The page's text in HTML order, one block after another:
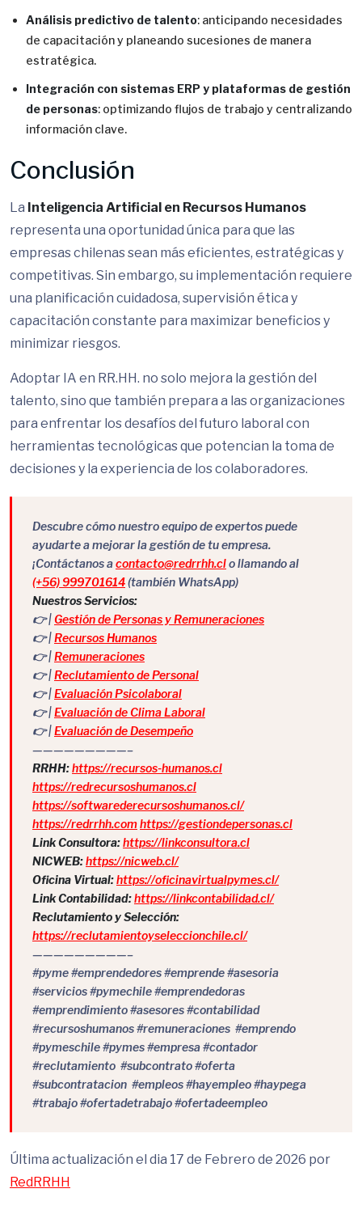
Análisis predictivo de talento: anticipando necesidades
de capacitación y planeando sucesiones de manera
estratégica.
Integración con sistemas ERP y plataformas de gestión
de personas: optimizando flujos de trabajo y centralizando
información clave.
Conclusión
La Inteligencia Artificial en Recursos Humanos
representa una oportunidad única para que las
empresas chilenas sean más eficientes, estratégicas y
competitivas. Sin embargo, su implementación requiere
una planificación cuidadosa, supervisión ética y
capacitación constante para maximizar beneficios y
minimizar riesgos.
Adoptar IA en RR.HH. no solo mejora la gestión del
talento, sino que también prepara a las organizaciones
para enfrentar los desafíos del futuro laboral con
herramientas tecnológicas que potencian la toma de
decisiones y la experiencia de los colaboradores.
Descubre cómo nuestro equipo de expertos puede
ayudarte a mejorar la gestión de tu empresa.
¡Contáctanos acontacto@redrrhh.clo llamando al
(+56) 999701614(también WhatsApp)
Nuestros Servicios:
👉 |Gestión de Personas y Remuneraciones
👉 |Recursos Humanos
👉 |Remuneraciones
👉 |Reclutamiento de Personal
👉 |Evaluación Psicolaboral
👉 |Evaluación de Clima Laboral
👉 |Evaluación de Desempeño
—————————–
RRHH:https://recursos-humanos.cl
https://redrecursoshumanos.cl
https://softwarederecursoshumanos.cl/
https://redrrhh.comhttps://gestiondepersonas.cl
Link Consultora:https://linkconsultora.cl
NICWEB:https://nicweb.cl/
Oficina Virtual:https://oficinavirtualpymes.cl/
Link Contabilidad:https://linkcontabilidad.cl/
Reclutamiento y Selección:
https://reclutamientoyseleccionchile.cl/
—————————–
#pyme #emprendedores #emprende #asesoria
#servicios #pymechile #emprendedoras
#emprendimiento #asesores #contabilidad
#recursoshumanos #remuneraciones #emprendo
#pymeschile #pymes #empresa #contador
#reclutamiento #subcontrato #oferta
#subcontratacion #empleos #hayempleo #haypega
#trabajo #ofertadetrabajo #ofertadeempleo
Última actualización el dia 17 de Febrero de 2026 por
RedRRHH